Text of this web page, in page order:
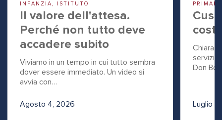
INFANZIA, ISTITUTO
Il valore dell'attesa.
Perché non tutto deve
accadere subito
Viviamo in un tempo in cui tutto sembra
dover essere immediato. Un video si
avvia con…
Agosto 4, 2026
Chiara
servizio
Don
Luglio